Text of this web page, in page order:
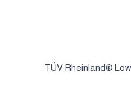
TÜV Rheinland®